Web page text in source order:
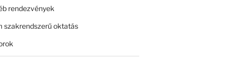
rendezvények
szakrendszerű oktatás